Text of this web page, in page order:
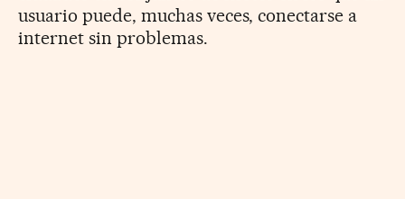
usuario puede, muchas veces, conectarse a
internet sin problemas.